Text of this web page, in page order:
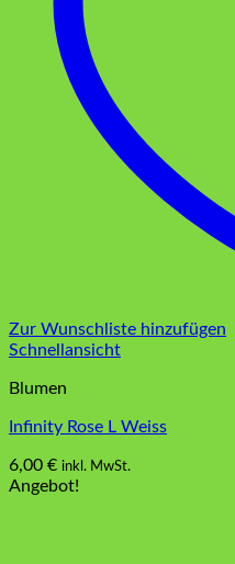
Zur Wunschliste hinzufügen
Schnellansicht
Blumen
Infinity Rose L Weiss
6,00 € inkl. MwSt.
Angebot!